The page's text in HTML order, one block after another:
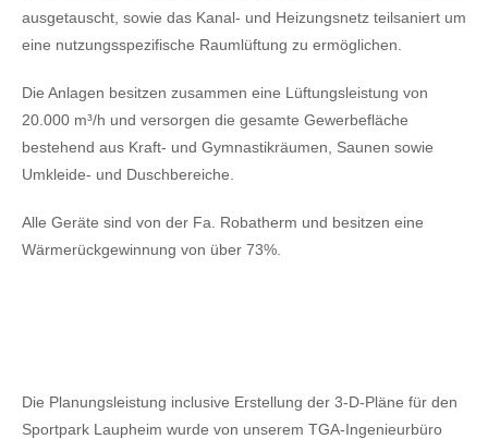
ausgetauscht, sowie das Kanal- und Heizungsnetz teilsaniert um
eine nutzungsspezifische Raumlüftung zu ermöglichen.
Die Anlagen besitzen zusammen eine Lüftungsleistung von
20.000 m³/h und versorgen die gesamte Gewerbefläche
bestehend aus Kraft- und Gymnastikräumen, Saunen sowie
Umkleide- und Duschbereiche.
Alle Geräte sind von der Fa. Robatherm und besitzen eine
Wärmerückgewinnung von über 73%.
Die Planungsleistung inclusive Erstellung der 3-D-Pläne für den
Sportpark Laupheim wurde von unserem TGA-Ingenieurbüro